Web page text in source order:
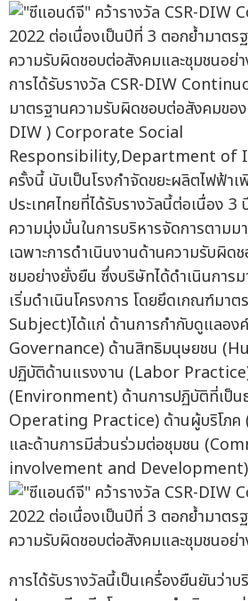
การได้รับรางวัล CSR-DIW
มาตรฐานความรับผิดชอบต่อสังคมขอ
DIW ) Corporate Social
Responsibility,Department of
ครั้งนี้ นับเป็นโรงกำจัดขยะผลิตไฟฟ้าเ
ประเทศไทยที่ได้รับรางวัลนี้ต่อเนื่อง
ความมุ่งมั่นในการบริหารจัดการตามม
เฉพาะการดำเนินงานด้านความรับผิด
ชมอย่างยั่งยืน ซึ่งบริษัทได้ดำเนินการ
เริ่มดำเนินโครงการ โดยยึดเกณฑ์มา
Subject)ได้แก่ ด้านการกำกับดูแลอ
Governance) ด้านสิทธิมนุษยชน
ปฏิบัติด้านแรงงาน (Labor
(Environment) ด้านการปฏิบัติที่เป็น
Operating Practice) ด้านผู้บริโภ
และด้านการมีส่วนร่วมต่อชุมชน
involvement and Development)
การได้รับรางวัลนี้เป็นเครื่องยืนยันว่า